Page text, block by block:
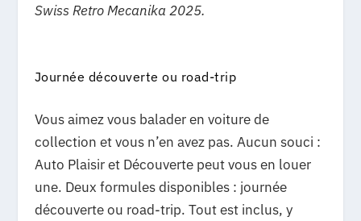
Swiss Retro Mecanika 2025.
Journée découverte ou road-trip
Vous aimez vous balader en voiture de
collection et vous n’en avez pas. Aucun souci :
Auto Plaisir et Découverte peut vous en louer
une. Deux formules disponibles : journée
découverte ou road-trip. Tout est inclus, y